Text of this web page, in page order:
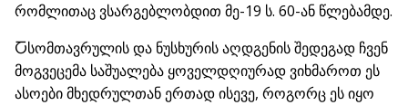
რომლითაც ვსარგებლობდით მე-19 ს. 60-ან წლებამდე.
Ⴀსომთავრულის და ნუსხურის აღდგენის შედეგად ჩვენ
მოგვეცემა საშუალება ყოველდღიურად ვიხმაროთ ეს
ასოები მხედრულთან ერთად ისევე, როგორც ეს იყო